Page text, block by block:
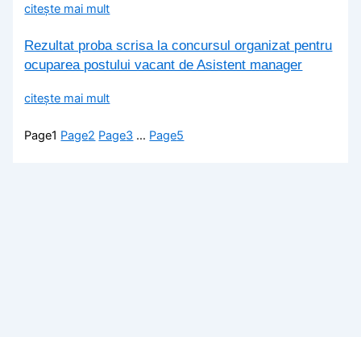
citește mai mult
Rezultat proba scrisa la concursul organizat pentru
ocuparea postului vacant de Asistent manager
citește mai mult
Page1 Page2 Page3 … Page5